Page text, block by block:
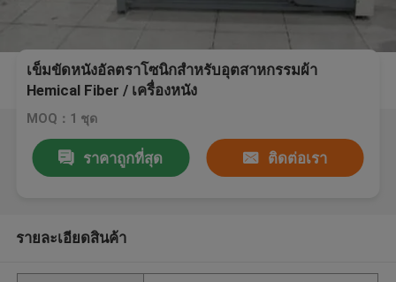
เข็มขัดหนังอัลตราโซนิกสำหรับอุตสาหกรรมผ้า
Hemical Fiber / เครื่องหนัง
MOQ：1 ชุด
ราคาถูกที่สุด ติดต่อเรา
รายละเอียดสินค้า